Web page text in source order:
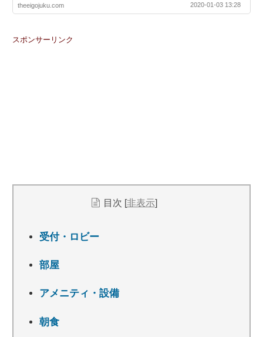
theeigojuku.com 2020-01-03 13:28
スポンサーリンク
目次 [非表示]
受付・ロビー
部屋
アメニティ・設備
朝食